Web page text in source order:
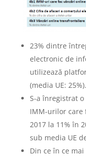
23% dintre
electronic de
utilizează
(media UE: 25%).
S-a înregistrat
IMM-urilor care
2017 la 11% în
sub media UE
Din ce în ce